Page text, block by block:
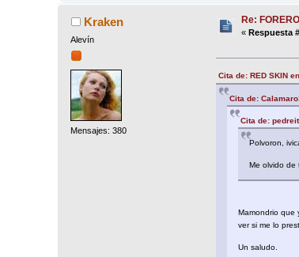
Kraken
Alevín
Mensajes: 380
Re:
« Respuesta
Cita de: RED SKIN
Cita de:
Cita de:
Polvoron,
Me olvido de
Mamondrio que
ver si me lo
Un saludo.